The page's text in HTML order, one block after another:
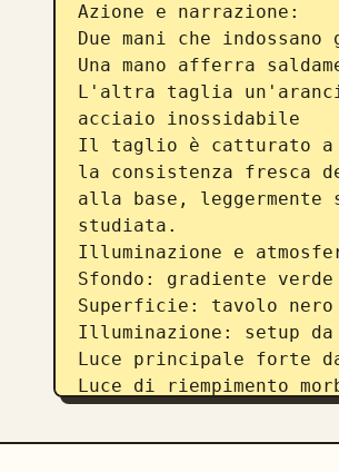
Azione e narrazione:
Due mani che
Una mano afferra
L'altra taglia
acciaio inossidabile
Il taglio è catturato a
la consistenza fresca
alla base, leggermente
studiata.
Illuminazione e
Sfondo: gradiente
Superficie: tavolo
Illuminazione: setup da
Luce principale forte
Luce di riempimento
Ombre profonde e